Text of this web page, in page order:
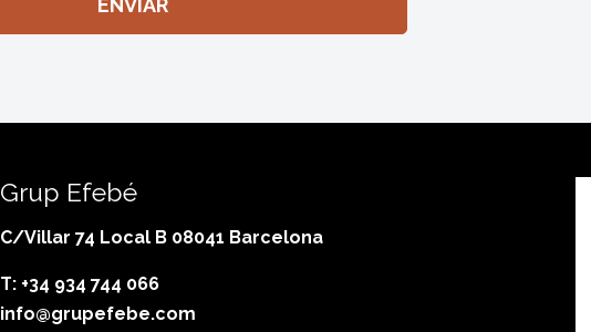
Grup Efebé
C/Villar 74 Local B 08041 Barcelona
T: +34 934 744 066
info@grupefebe.com